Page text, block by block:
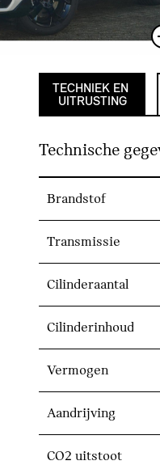
TECHNIEK EN
UITRUSTING
Technische
Brandstof
Transmissie
Cilinderaantal
Cilinderinhoud
Vermogen
Aandrijving
CO2 uitstoot